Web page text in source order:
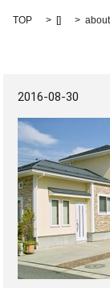
TOP []
2016-08-30